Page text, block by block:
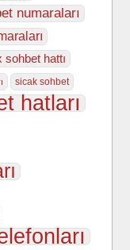
numaraları
sohbet hattı
sicak sohbet
hatları